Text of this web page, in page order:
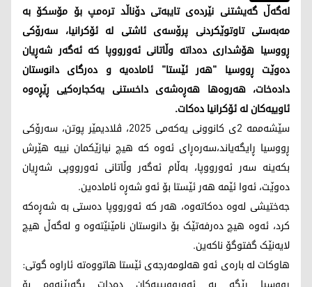
لەگەڵ گەیشتنی نێردەی تایبەتی دۆناڵد ترەمپ بۆ مۆسکۆ بە
مەبەستی تاوتوێکردنی پرۆسەی ئاشتی لە ئۆکرانیا، سەرۆکی
ڕووسیا هۆشداری دەداتە وڵاتانی ئەورووپا کە ئەگەر شەڕیان
دەوێت ڕووسیا "هەر ئێستا" ئامادەیە و دەرگای دانوستان
دادەخات، هەروەها هەڕەشەی داخستنی یەکجارەکیی ڕێڕەوە
ئاوییەکان لە ئۆکرانیا دەکات.
سێشەممە 2ی کانوونی یەکەمی 2025، ڤلادیمێر پوتن، سەرۆکی
ڕووسیا ڕایگەیاند،سەرەڕای ئەوە کە هیچ نیازێکمان نییە هێرش
بکەینە سەر ئەورووپا، بەڵام ئەگەر وڵاتانی ئەورووپی شەڕیان
دەوێت، ئەوا ئێمە هەر ئێستا بۆ ئەو شەڕە ئامادەین.
جەختیشی لەوە دەکاتەوە، هەر کە ئەورووپا دەستی بە شەڕەکە
کرد، ئەوە هیچ دەرفەتێک بۆ دانوستان نامێنێتەوە و لەگەڵ هیچ
لایەنێک گفتوگۆ ناکەین.
هاوکات لە بارەی ئەو هەلومەرجەی ئێستا هاتووەتە ئاراوە گوتی: